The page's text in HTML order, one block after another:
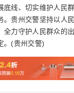
底线、切实维护人民
。贵州交警坚持以人
全力守护人民群众的
。(贵州交警)